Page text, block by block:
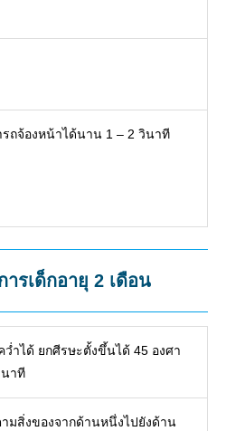
รถจ้องหน้าได้นาน 1 – 2 วินาที
รเด็กอายุ 2 เดือน
ำได้ ยกศีรษะตั้งขึ้นได้ 45 องศา
าที
มสิ่งของจากด้านหนึ่งไปยังด้าน